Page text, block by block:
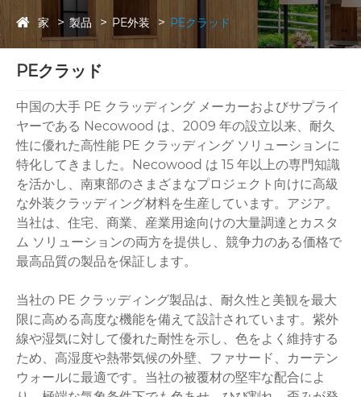
家 製品 PE外装 PEクラッド
PEクラッド
中国の大手 PE クラッディング メーカーおよびサプライ
ヤーである Necowood は、2009 年の設立以来、耐久
性に優れた高性能 PE クラッディング ソリューションに
特化してきました。Necowood は 15 年以上の専門知識
を活かし、南東部のさまざまなプロジェクト向けに高級
な外装クラッディング材料を生産しています。アジア。
当社は、住宅、商業、産業用途向けの大量調達とカスタ
ム ソリューションの両方を提供し、競争力のある価格で
最高品質の製品を保証します。
当社の PE クラッディング製品は、耐久性と美観を最大
限に高める高度な機能を備えて設計されています。紫外
線や湿気に対して優れた耐性を示し、色をよく維持する
ため、高湿度や熱帯気候の外壁、ファサード、カーテン
ウォールに最適です。当社の被覆材の堅牢な配合によ